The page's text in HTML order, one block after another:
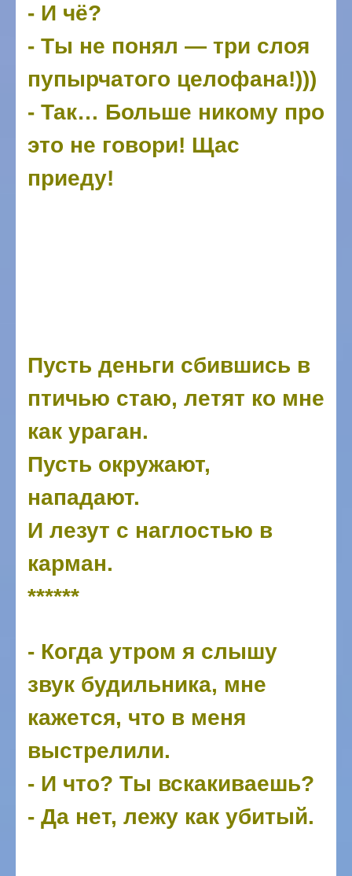
- И чё?
- Ты не понял — три слоя
пупырчатого целофана!)))
- Так… Больше никому про
это не говори! Щас
приеду!
Пусть деньги сбившись в
птичью стаю, летят ко мне
как ураган.
Пусть окружают,
нападают.
И лезут с наглостью в
карман.
******
- Когда утром я слышу
звук будильника, мне
кажется, что в меня
выстрелили.
- И что? Ты вскакиваешь?
- Да нет, лежу как убитый.